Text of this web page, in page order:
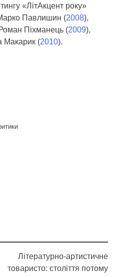
«ЛітАкцент року»
Павлишин (2008),
Піхманець (2009),
Макарик (2010).
Літературно-артистичне
товаристо: століття потому